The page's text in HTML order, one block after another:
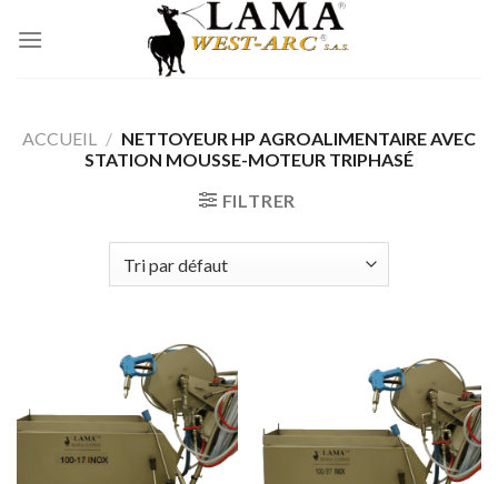
ACCUEIL / NETTOYEUR HP AGROALIMENTAIRE AVEC
STATION MOUSSE-MOTEUR TRIPHASÉ
FILTRER